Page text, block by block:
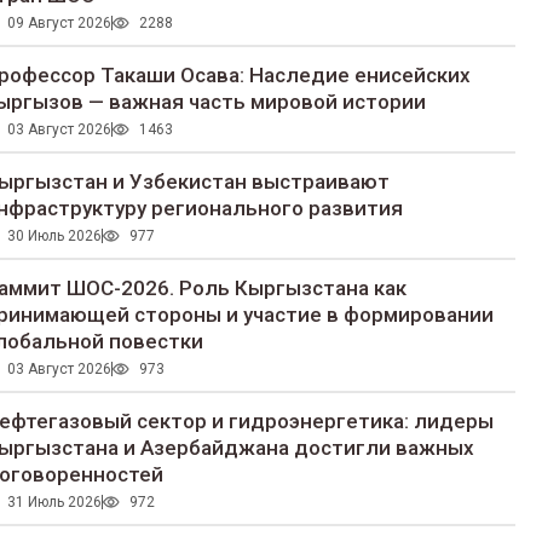
09 Август 2026 2288
Такаши Осава: Наследие енисейских
— важная часть мировой истории
03 Август 2026 1463
и Узбекистан выстраивают
регионального развития
30 Июль 2026 977
ШОС-2026. Роль Кыргызстана как
стороны и участие в формировании
повестки
03 Август 2026 973
сектор и гидроэнергетика: лидеры
и Азербайджана достигли важных
31 Июль 2026 972